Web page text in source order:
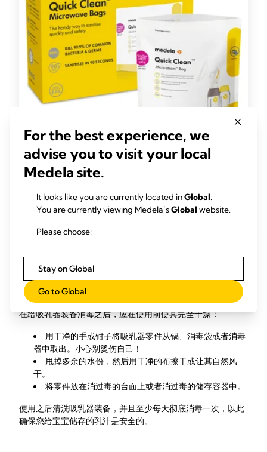
Quick Clean™ 微波炉消毒袋
Medela（美德乐）微波消毒袋为您快速安全地对吸乳设
备和母乳喂养配件进行消毒提供便捷。
featured-card.view-article.label
消毒之后
在给吸乳器装备消毒之后，应在使用前使其完全干燥：
用干净的手或钳子将吸乳器零件从锅、消毒袋或者消毒
器中取出。小心别烫伤自己！
甩掉多余的水份，然后用干净的布擦干或让其自然风
干。
将零件放在消过毒的台面上或者消过毒的储存容器中。
使用之后清洗吸乳器装备，并且至少每天彻底消毒一次，以此
确保您给宝宝储存的乳汁是安全的。
For the best experience, we
advise you to visit your local
Medela site.
It looks like you are currently located inGlobal.
You are currently viewing Medela’sGlobal website.
Please choose:
Stay on Global
Go to Global